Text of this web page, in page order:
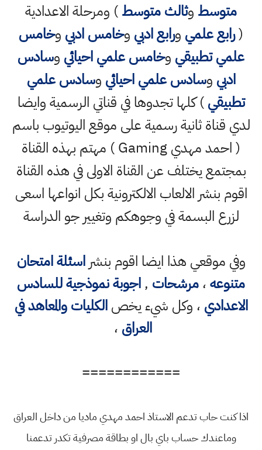
متوسط وثالث متوسط) ومرحلة الاعدادية
(رابع علمي ورابع ادبي وخامس ادبي وخامس
علمي تطبيقي وخامس علمي احيائي وسادس
ادبي وسادس علمي احيائي وسادس علمي
تطبيقي) كلها تجدوها في قناتي الرسمية وايضا
لدي قناة ثانية رسمية على موقع اليوتيوب باسم
( احمد مهدي Gaming ) مهتم بهذه القناة
بمجتمع يختلف عن القناة الاولى في هذه القناة
اقوم بنشر الالعاب الالكترونية بكل انواعها اسعى
لزرع البسمة في وجوهكم وتغيير جو الدراسة
وفي موقعي هذا ايضا اقوم بنشراسئلة امتحان
متنوعه،مرشحات ,اجوبة نموذجية للسادس
الاعدادي ، وكل شيء يخصالكليات والمعاهد في
العراق ،
============
اذا كنت حاب تدعم الاستاذ احمد مهدي ماديا من داخل العراق
وماعندك حساب باي بال او بطاقة مصرفية تكدر تدعمنا